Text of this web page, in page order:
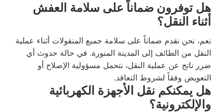
هل توفرون ضماناً على سلامة العفش
أثناء النقل؟
نعم، نحن نقدم ضماناً على سلامة جميع المنقولات أثناء عملية
النقل من الطائف إلى المدينة المنورة. في حالة حدوث أي
ضرر ناتج عن عملية النقل، نتحمل مسؤولية الإصلاح أو
التعويض وفقاً لشروط التعاقد.
هل يمكنكم نقل الأجهزة الكهربائية
والإلكترونية؟